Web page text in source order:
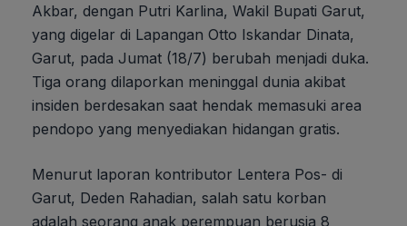
Akbar, dengan Putri Karlina, Wakil Bupati Garut,
yang digelar di Lapangan Otto Iskandar Dinata,
Garut, pada Jumat (18/7) berubah menjadi duka.
Tiga orang dilaporkan meninggal dunia akibat
insiden berdesakan saat hendak memasuki area
pendopo yang menyediakan hidangan gratis.
Menurut laporan kontributor Lentera Pos- di
Garut, Deden Rahadian, salah satu korban
adalah seorang anak perempuan berusia 8